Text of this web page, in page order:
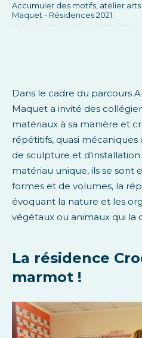
Accumuler des motifs, atelier
Maquet - Résidences 2021.
Dans le cadre du parcours
Maquet a invité des
matériaux à sa manière et
répétitifs, quasi
de sculpture et
matériau unique, ils se sont
formes et de volumes, la
évoquant la nature et les
végétaux ou animaux qui la
La résidence
marmot !